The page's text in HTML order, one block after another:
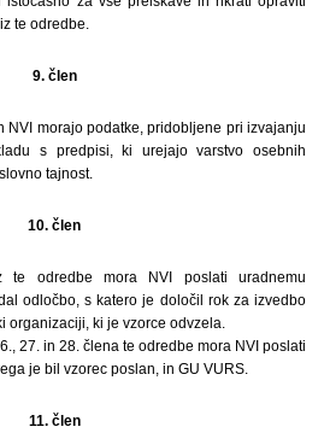
te odredbe.
9. člen
NVI morajo podatke, pridobljene pri izvajanju
s predpisi, ki urejajo varstvo osebnih
tajnost.
10. člen
te odredbe mora NVI poslati uradnemu
odločbo, s katero je določil rok za izvedbo
organizaciji, ki je vzorce odvzela.
27. in 28. člena te odredbe mora NVI poslati
je bil vzorec poslan, in GU VURS.
11. člen